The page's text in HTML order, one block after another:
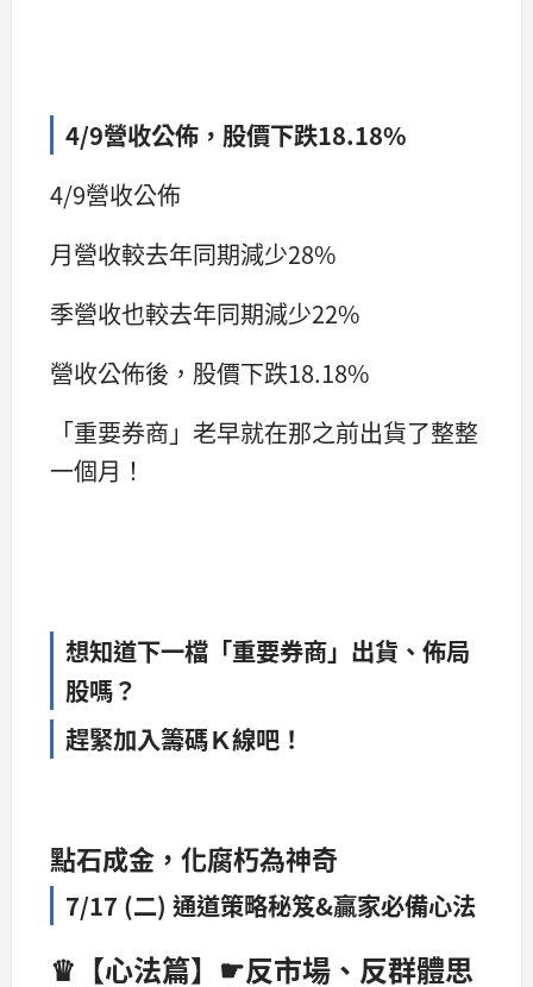
4/9營收公佈，股價下跌18.18%
4/9營收公佈
月營收較去年同期減少28%
季營收也較去年同期減少22%
營收公佈後，股價下跌18.18%
「重要券商」老早就在那之前出貨了整整
一個月！
想知道下一檔「重要券商」出貨、佈局
股嗎？
趕緊加入籌碼Ｋ線吧！
點石成金，化腐朽為神奇
7/17 (二) 通道策略秘笈&贏家必備心法
♛【心法篇】☛反市場、反群體思